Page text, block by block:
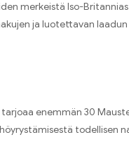
merkeistä Iso-
ja luotettavan
enemmän 30
todellisen